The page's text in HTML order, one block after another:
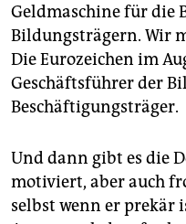
Geldmaschine für die
Bildungsträgern. Wir
Die Eurozeichen im
Geschäftsführer der
Beschäftigungsträger.
Und dann gibt es die
motiviert, aber auch
selbst wenn er prekär